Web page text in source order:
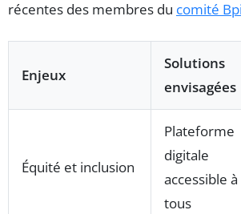
récentes des membres du comité
Enjeux
Solutions
envisagées
Équité et inclusion
Plateforme
digitale
accessible à
tous